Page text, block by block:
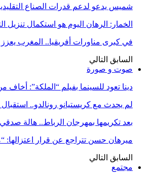
شميس يدعو لدعم قدرات الصناع
الخمار: الرهان اليوم هو استكمال
في كبرى مناورات أفريقيا.. المغرب
السابق التالي
صوت و صورة
دينا تعود للسينما بفيلم “الملكة”:
لم يحدث مع كريستيانو رونالدو..
بعد تكريمها بمهرجان الرباط.. هالة
ميرهان حسن تتراجع عن قرار اعتزالها:
السابق التالي
مجتمع